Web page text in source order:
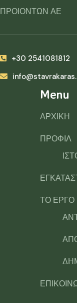
ΠΡΟΙΟΝΤΩΝ ΑΕ
+30 2541081812
Menu
ΑΡΧΙΚΗ
ΠΡΟΦΙΛ
ΤΟ ΕΡΓΟ